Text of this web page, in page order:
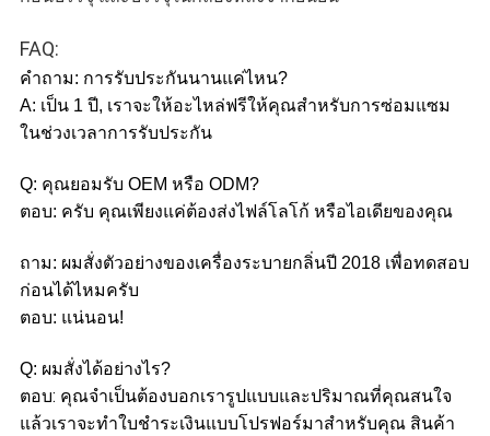
FAQ:
คําถาม: การรับประกันนานแค่ไหน?
A: เป็น 1 ปี, เราจะให้อะไหล่ฟรีให้คุณสําหรับการซ่อมแซม
ในช่วงเวลาการรับประกัน
Q: คุณยอมรับ OEM หรือ ODM?
ตอบ: ครับ คุณเพียงแค่ต้องส่งไฟล์โลโก้ หรือไอเดียของคุณ
ถาม: ผมสั่งตัวอย่างของเครื่องระบายกลิ่นปี 2018 เพื่อทดสอบ
ก่อนได้ไหมครับ
ตอบ: แน่นอน!
Q: ผมสั่งได้อย่างไร?
ตอบ: คุณจําเป็นต้องบอกเรารูปแบบและปริมาณที่คุณสนใจ
แล้วเราจะทําใบชําระเงินแบบโปรฟอร์มาสําหรับคุณ สินค้า